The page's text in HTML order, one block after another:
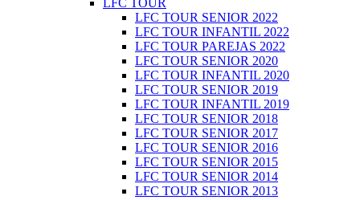
LFC TOUR
LFC TOUR SENIOR 2022
LFC TOUR INFANTIL 2022
LFC TOUR PAREJAS 2022
LFC TOUR SENIOR 2020
LFC TOUR INFANTIL 2020
LFC TOUR SENIOR 2019
LFC TOUR INFANTIL 2019
LFC TOUR SENIOR 2018
LFC TOUR SENIOR 2017
LFC TOUR SENIOR 2016
LFC TOUR SENIOR 2015
LFC TOUR SENIOR 2014
LFC TOUR SENIOR 2013